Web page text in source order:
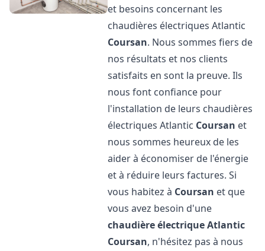
et besoins concernant les
chaudières électriques Atlantic
Coursan. Nous sommes fiers de
nos résultats et nos clients
satisfaits en sont la preuve. Ils
nous font confiance pour
l'installation de leurs chaudières
électriques Atlantic Coursan et
nous sommes heureux de les
aider à économiser de l'énergie
et à réduire leurs factures. Si
vous habitez à Coursan et que
vous avez besoin d'une
chaudière électrique Atlantic
Coursan, n'hésitez pas à nous